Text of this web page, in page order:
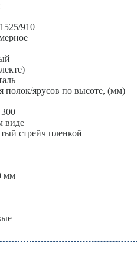
910
полок/ярусов по высоте, (мм)
виде
стрейч пленкой
мм